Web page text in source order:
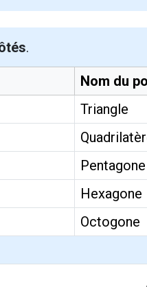
.
Nom du
Triangle
Pentagone
Hexagone
Octogone